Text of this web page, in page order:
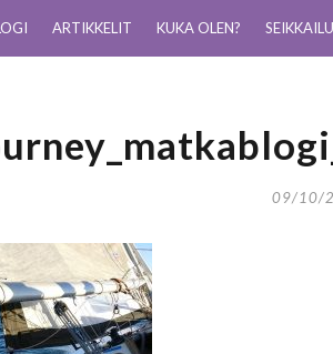
ARTIKKELIT KUKA OLEN?
09/10/